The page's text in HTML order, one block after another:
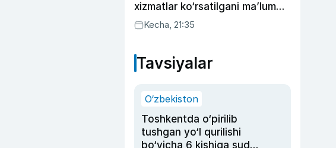
xizmatlar ko‘rsatilgani ma’lum
qilindi
Kecha, 21:35
Tavsiyalar
O‘zbekiston
Toshkentda o‘pirilib
tushgan yo‘l qurilishi
bo‘yicha 6 kishiga sud